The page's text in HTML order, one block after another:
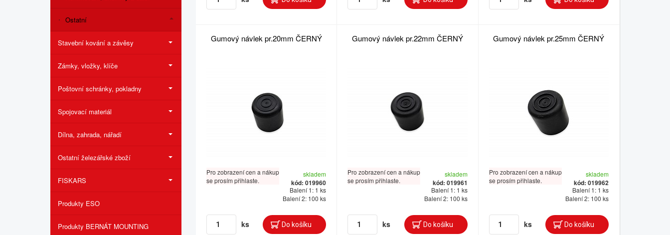
Ostatní
Stavební kování a závěsy
Zámky, vložky, klíče
Poštovní schránky, pokladny
Spojovací materiál
Dílna, zahrada, nářadí
Ostatní železářské zboží
FISKARS
Produkty ESO
Produkty BERNÁT MOUNTING
Gumový návlek pr.20mm ČERNÝ
Pro zobrazení cen a nákup
se prosím přihlaste.
skladem
kód: 019960
Balení 1: 1 ks
Balení 2: 100 ks
ks
Gumový návlek pr.22mm ČERNÝ
Pro zobrazení cen a nákup
se prosím přihlaste.
skladem
kód: 019961
Balení 1: 1 ks
Balení 2: 100 ks
ks
Gumový návlek pr.25mm ČERNÝ
Pro zobrazení cen a nákup
se prosím přihlaste.
skladem
kód: 019962
Balení 1: 1 ks
Balení 2: 100 ks
ks